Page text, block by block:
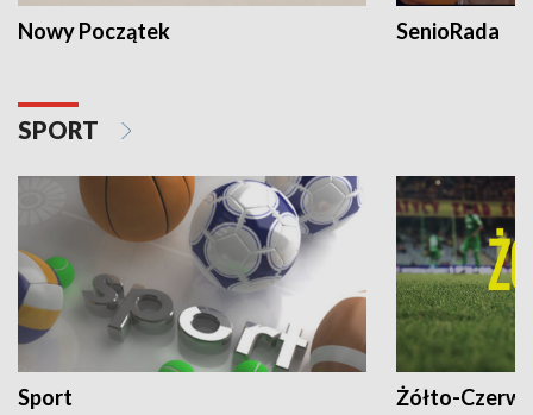
Nowy Początek SenioRada
SPORT
Sport Żółto-